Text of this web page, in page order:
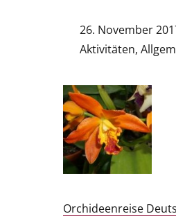
26. November
Aktivitäten,
Orchideenreise